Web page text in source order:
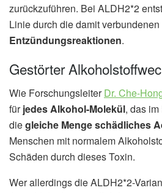
zurückzuführen. Bei ALDH2*2
Linie durch die damit verbundenen
Entzündungsreaktionen.
Gestörter
Wie ForschungsleiterDr. Che-
fürjedes Alkohol-Molekül, das
diegleiche Menge schädliches
Menschen mit normalem
Schäden durch dieses Toxin.
Wer allerdings die ALDH2*2-